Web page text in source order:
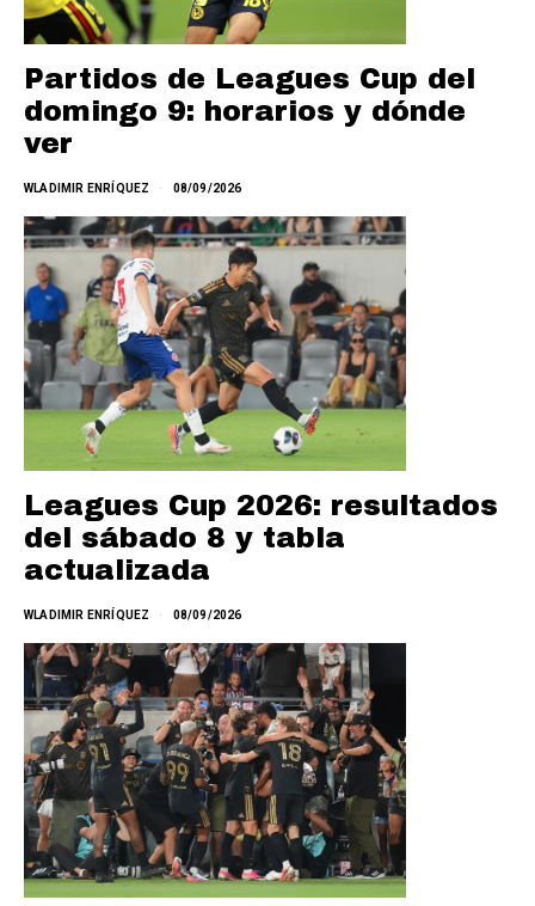
Partidos de Leagues Cup del
domingo 9: horarios y dónde
ver
WLADIMIR ENRÍQUEZ 08/09/2026
Leagues Cup 2026: resultados
del sábado 8 y tabla
actualizada
WLADIMIR ENRÍQUEZ 08/09/2026